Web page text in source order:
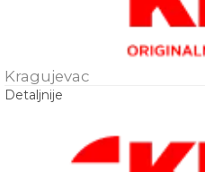
Kragujevac
Detaljnije